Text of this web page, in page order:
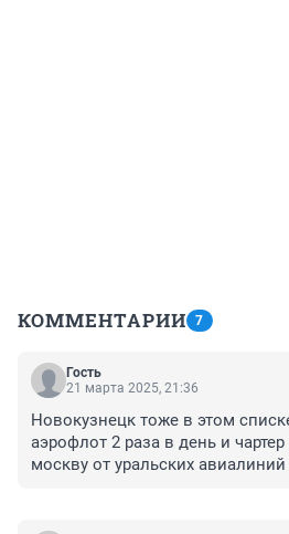
КОММЕНТАРИИ 7
Гость
21 марта 2025, 21:36
Новокузнецк тоже в этом
аэрофлот 2 раза в день и
москву от уральских авиалиний